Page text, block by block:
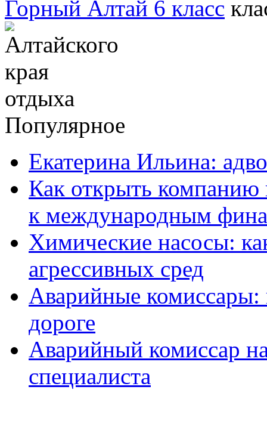
Горный Алтай 6 класс
Популярное
Екатерина Ильина:
Как открыть компанию
к международным
Химические насосы:
агрессивных сред
Аварийные
дороге
Аварийный комиссар
специалиста